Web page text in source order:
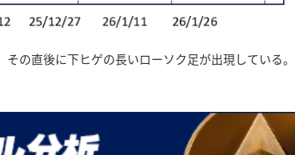
の直後に下ヒゲの長いローソク足が出現している。